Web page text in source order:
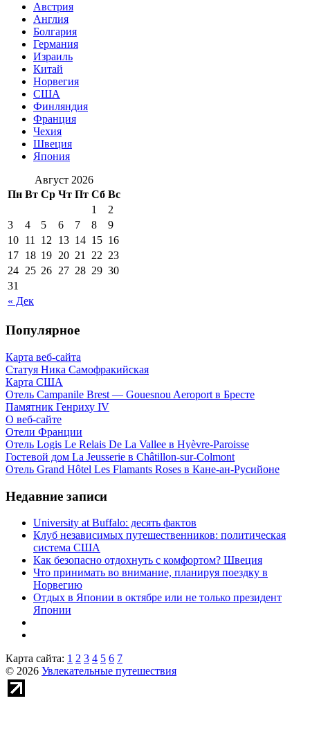
Австрия
Англия
Болгария
Германия
Израиль
Китай
Норвегия
США
Финляндия
Франция
Чехия
Швеция
Япония
Август 2026
Пн Вт Ср Чт Пт Сб Вс
« Дек
1
2
3
4 5 6 7 8
9
10 11 12 13 14 15 16
17 18 19 20 21 22 23
24 25 26 27 28 29 30
31
Популярное
Карта веб-сайта
Статуя Ника Самофракийская
Карта США
Отель Campanile Brest — Gouesnou Aeroport в Бресте
Памятник Генриху IV
О веб-сайте
Отели Франции
Отель Logis Le Relais De La Vallee в Hyèvre-Paroisse
Гостевой дом La Jeusserie в Châtillon-sur-Colmont
Отель Grand Hôtel Les Flamants Roses в Кане-ан-Русийоне
Недавние записи
University at Buffalo: десять фактов
Клуб независимых путешественников: политическая
система США
Как безопасно отдохнуть с комфортом? Швеция
Что принимать во внимание, планируя поездку в
Норвегию
Отдых в Японии в октябре или не только президент
Японии
Карта сайта: 1 2 3 4 5 6 7
© 2026 Увлекательные путешествия